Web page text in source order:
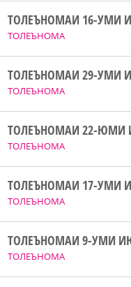
ТОЛЕЪНОМА
ТОЛЕЪНОМАИ 16-УМИ
ТОЛЕЪНОМА
ТОЛЕЪНОМАИ 29-УМИ
ТОЛЕЪНОМА
ТОЛЕЪНОМАИ 22-ЮМИ
ТОЛЕЪНОМА
ТОЛЕЪНОМАИ 17-УМИ
ТОЛЕЪНОМА
ТОЛЕЪНОМАИ 9-УМИ